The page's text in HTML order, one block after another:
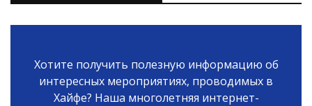
Хотите получить полезную информацию об
интересных мероприятиях, проводимых в
Хайфе? Наша многолетняя интернет-